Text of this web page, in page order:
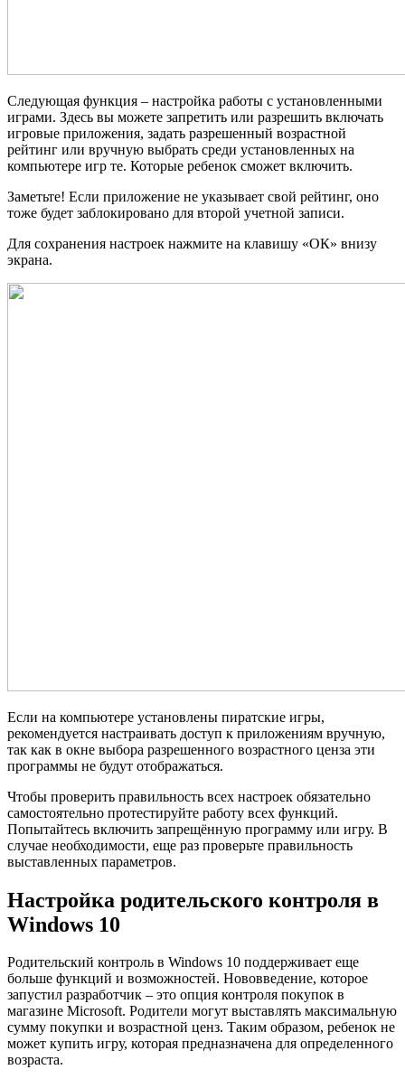
Следующая функция – настройка работы с установленными
играми. Здесь вы можете запретить или разрешить включать
игровые приложения, задать разрешенный возрастной
рейтинг или вручную выбрать среди установленных на
компьютере игр те. Которые ребенок сможет включить.
Заметьте! Если приложение не указывает свой рейтинг, оно
тоже будет заблокировано для второй учетной записи.
Для сохранения настроек нажмите на клавишу «ОК» внизу
экрана.
Если на компьютере установлены пиратские игры,
рекомендуется настраивать доступ к приложениям вручную,
так как в окне выбора разрешенного возрастного ценза эти
программы не будут отображаться.
Чтобы проверить правильность всех настроек обязательно
самостоятельно протестируйте работу всех функций.
Попытайтесь включить запрещённую программу или игру. В
случае необходимости, еще раз проверьте правильность
выставленных параметров.
Настройка родительского контроля в
Windows 10
Родительский контроль в Windows 10 поддерживает еще
больше функций и возможностей. Нововведение, которое
запустил разработчик – это опция контроля покупок в
магазине Microsoft. Родители могут выставлять максимальную
сумму покупки и возрастной ценз. Таким образом, ребенок не
может купить игру, которая предназначена для определенного
возраста.